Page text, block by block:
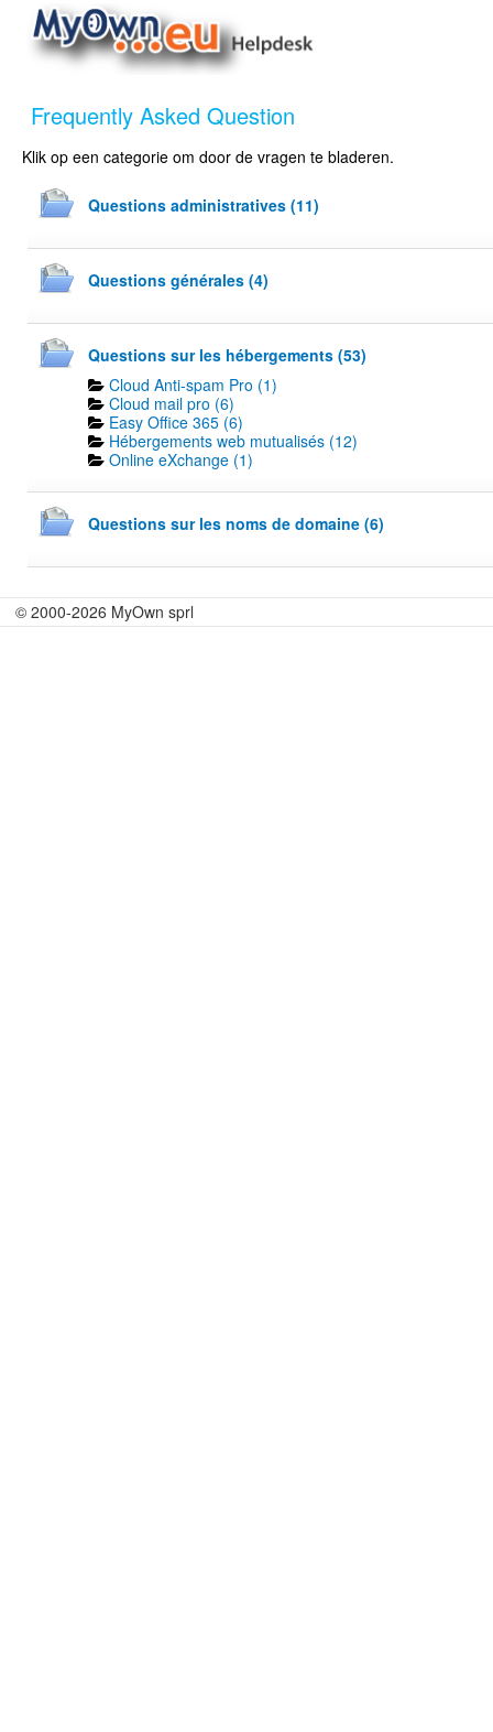
Frequently Asked Question
Klik op een categorie om door de vragen te bladeren.
Questions administratives (11)
Questions générales (4)
Questions sur les hébergements (53)
Cloud Anti-spam Pro (1)
Cloud mail pro (6)
Easy Office 365 (6)
Hébergements web mutualisés (12)
Online eXchange (1)
Questions sur les noms de domaine (6)
© 2000-2026 MyOwn sprl